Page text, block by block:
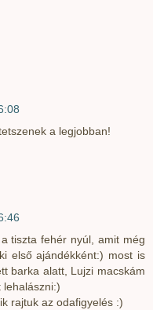
a legjobban!
tiszta fehér nyúl, amit még
első ajándékként:) most is
barka alatt, Lujzi macskám
lehalászni:)
rajtuk az odafigyelés :)